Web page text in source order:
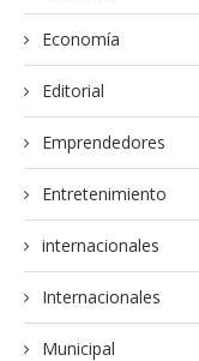
Economía
Editorial
Emprendedores
Entretenimiento
internacionales
Internacionales
Municipal